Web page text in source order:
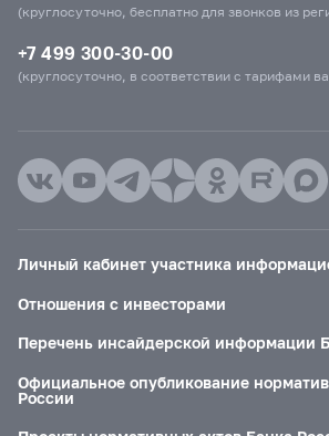
(круглосуточно, бесплатно для звонков из
+7 499 300-30-00
(круглосуточно, в соответствии с тарифами
Личный кабинет участника
Отношения с инвесторами
Перечень инсайдерской информации
Официальное опубликование
России